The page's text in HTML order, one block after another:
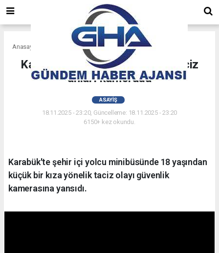
Anasayfa
Karabük'te 17 yaşındaki kıza taciz
anları kamerada
ASAYIŞ
18.11.2025 - 23:20, Güncelleme: 18.11.2025 - 23:20
6150+ kez okundu.
Karabük'te şehir içi yolcu minibüsünde 18 yaşından
küçük bir kıza yönelik taciz olayı güvenlik
kamerasına yansıdı.